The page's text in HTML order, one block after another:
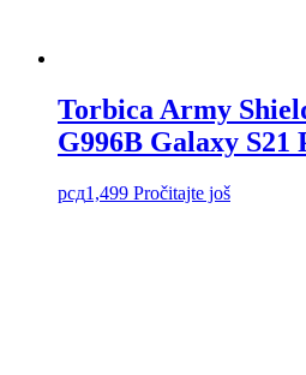
Torbica Army
G996B Galaxy S21
рсд1,499 Pročitajte još